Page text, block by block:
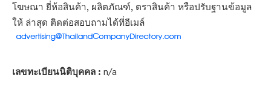
โฆษณา ยี่ห้อสินค้า, ผลิตภัณฑ์, ตราสินค้า หรือปรับฐานข้อมูล
ให้ ล่าสุด ติดต่อสอบถามได้ที่อีเมล์
เลขทะเบียนนิติบุคคล : n/a